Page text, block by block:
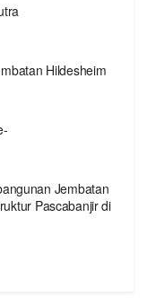
Hildesheim
Jembatan
Pascabanjir di